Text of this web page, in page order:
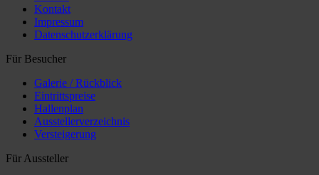
Kontakt
Impressum
Datenschutzerklärung
Für Besucher
Galerie / Rückblick
Eintrittspreise
Hallenplan
Ausstellerverzeichnis
Versteigerung
Für Aussteller